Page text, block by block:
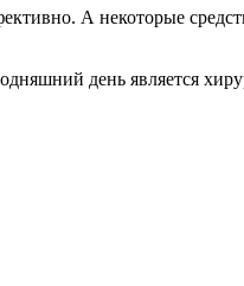
А некоторые
день является